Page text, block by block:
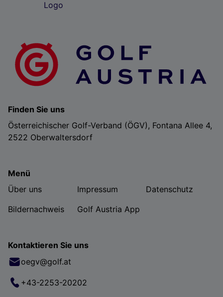
Finden Sie uns
Österreichischer Golf-Verband (ÖGV), Fontana Allee 4,
2522 Oberwaltersdorf
Menü
Über uns
Impressum
Datenschutz
Bildernachweis
Golf Austria App
Kontaktieren Sie uns
oegv@golf.at
+43-2253-20202